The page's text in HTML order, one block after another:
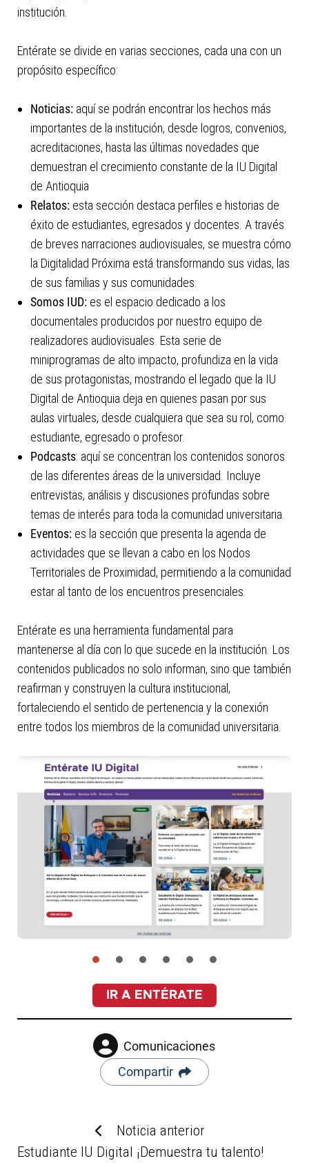
institución.
Entérate se divide en varias secciones, cada una con un
propósito específico:
Noticias: aquí se podrán encontrar los hechos más
importantes de la institución, desde logros, convenios,
acreditaciones, hasta las últimas novedades que
demuestran el crecimiento constante de la IU Digital
de Antioquia
Relatos: esta sección destaca perfiles e historias de
éxito de estudiantes, egresados y docentes. A través
de breves narraciones audiovisuales, se muestra cómo
la Digitalidad Próxima está transformando sus vidas, las
de sus familias y sus comunidades.
Somos IUD: es el espacio dedicado a los
documentales producidos por nuestro equipo de
realizadores audiovisuales. Esta serie de
miniprogramas de alto impacto, profundiza en la vida
de sus protagonistas, mostrando el legado que la IU
Digital de Antioquia deja en quienes pasan por sus
aulas virtuales, desde cualquiera que sea su rol, como
estudiante, egresado o profesor.
Podcasts: aquí se concentran los contenidos sonoros
de las diferentes áreas de la universidad. Incluye
entrevistas, análisis y discusiones profundas sobre
temas de interés para toda la comunidad universitaria.
Eventos: es la sección que presenta la agenda de
actividades que se llevan a cabo en los Nodos
Territoriales de Proximidad, permitiendo a la comunidad
estar al tanto de los encuentros presenciales.
Entérate es una herramienta fundamental para
mantenerse al día con lo que sucede en la institución. Los
contenidos publicados no solo informan, sino que también
reafirman y construyen la cultura institucional,
fortaleciendo el sentido de pertenencia y la conexión
entre todos los miembros de la comunidad universitaria.
IR A ENTÉRATE
Comunicaciones
Compartir
Noticia anterior
Estudiante IU Digital ¡Demuestra tu talento!